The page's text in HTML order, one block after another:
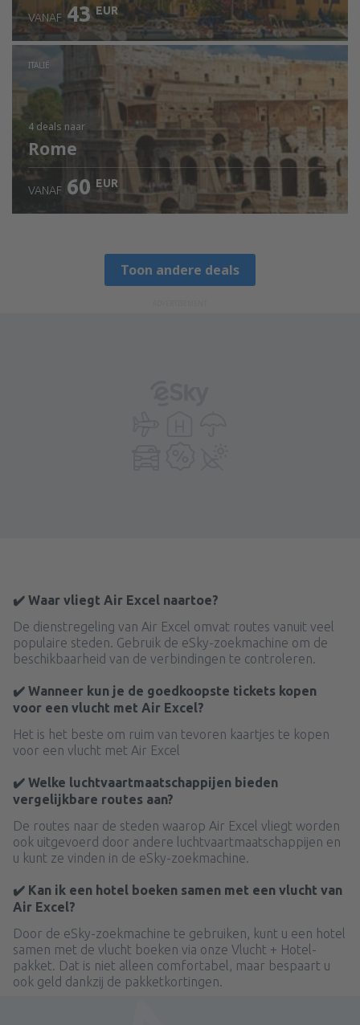
VANAF 43 EUR
ITALIË
4 deals naar
Rome
VANAF 60 EUR
Toon andere deals
✔️ Waar vliegt Air Excel naartoe?
De dienstregeling van Air Excel omvat routes vanuit veel
populaire steden. Gebruik de eSky-zoekmachine om de
beschikbaarheid van de verbindingen te controleren.
✔️ Wanneer kun je de goedkoopste tickets kopen
voor een vlucht met Air Excel?
Het is het beste om ruim van tevoren kaartjes te kopen
voor een vlucht met Air Excel
✔️ Welke luchtvaartmaatschappijen bieden
vergelijkbare routes aan?
De routes naar de steden waarop Air Excel vliegt worden
ook uitgevoerd door andere luchtvaartmaatschappijen en
u kunt ze vinden in de eSky-zoekmachine.
✔️ Kan ik een hotel boeken samen met een vlucht van
Air Excel?
Door de eSky-zoekmachine te gebruiken, kunt u een hotel
samen met de vlucht boeken via onze Vlucht + Hotel-
pakket. Dat is niet alleen comfortabel, maar bespaart u
ook geld dankzij de pakketkortingen.